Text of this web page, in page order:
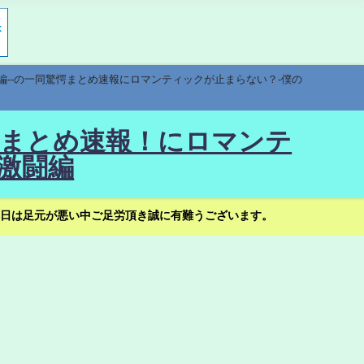
の一同驚愕まとめ速報にロマンティックが止まらない？-僕の
とめ速報！にロマンテ
闘編
足元が悪い中ご足労頂き誠に有難うございます。